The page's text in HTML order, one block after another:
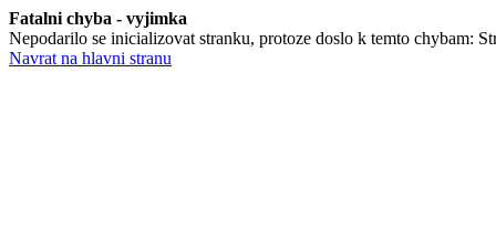
Fatalni chyba - vyjimka
Nepodarilo se inicializovat stranku, protoze doslo k temto chybam:
Navrat na hlavni stranu